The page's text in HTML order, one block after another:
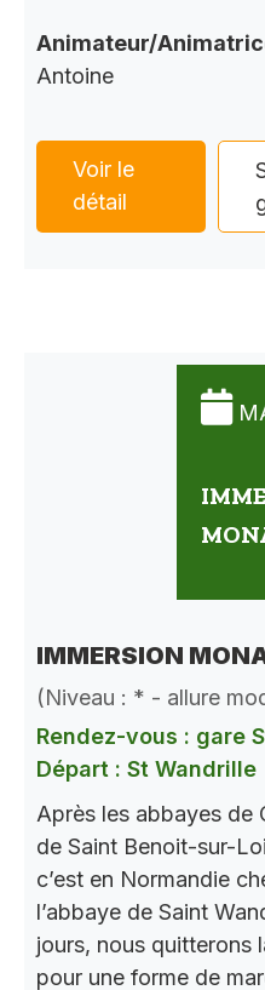
Animateur/
Antoine
Voir le
détail
IMMERSION
(Niveau : * - allure
Rendez-vous : gare
Départ : St Wandrille
Après les abbayes de
de Saint Benoit-sur-
c’est en Normandie
l’abbaye de Saint
jours, nous quitterons
pour une forme de